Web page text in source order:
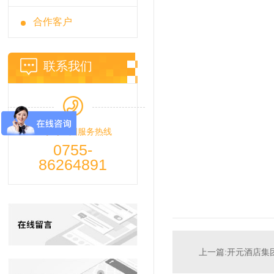
合作客户
联系我们
24小时全国服务热线
0755-
86264891
上一篇:开元酒店集